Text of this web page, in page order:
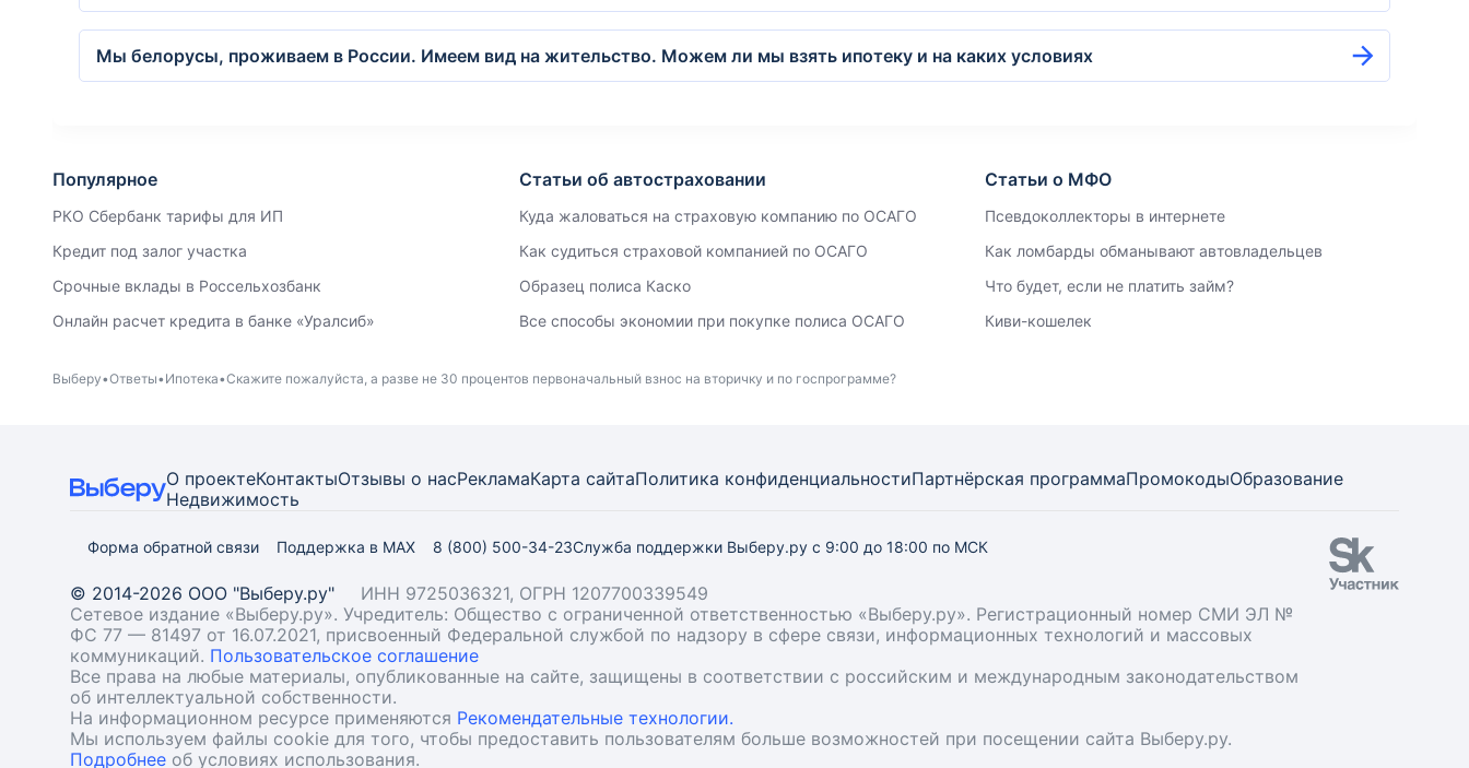
Мы белорусы, проживаем в России. Имеем вид на жительство. Можем ли мы взять ипотеку и на каких условиях
Популярное
РКО Сбербанк тарифы для ИП
Кредит под залог участка
Срочные вклады в Россельхозбанк
Онлайн расчет кредита в банке «Уралсиб»
Статьи об автостраховании
Куда жаловаться на страховую компанию по ОСАГО
Как судиться страховой компанией по ОСАГО
Образец полиса Каско
Все способы экономии при покупке полиса ОСАГО
Статьи о МФО
Псевдоколлекторы в интернете
Как ломбарды обманывают автовладельцев
Что будет, если не платить займ?
Киви-кошелек
Выберу Ответы Ипотека Скажите пожалуйста, а разве не 30 процентов первоначальный взнос на вторичку и по госпрограмме?
О проектеКонтактыОтзывы о насРекламаКарта сайтаПолитика конфиденциальностиПартнёрская программаПромокодыОбразование
Недвижимость
Форма обратной связи Поддержка в MAX 8 (800) 500-34-23Служба поддержки Выберу.ру с 9:00 до 18:00 по МСК
© 2014-2026 ООО "Выберу.ру"
ИНН 9725036321, ОГРН 1207700339549
Сетевое издание «Выберу.ру». Учредитель: Общество с ограниченной ответственностью «Выберу.ру». Регистрационный номер СМИ ЭЛ №
ФС 77 — 81497 от 16.07.2021, присвоенный Федеральной службой по надзору в сфере связи, информационных технологий и массовых
коммуникаций. Пользовательское соглашение
Все права на любые материалы, опубликованные на сайте, защищены в соответствии с российским и международным законодательством
об интеллектуальной собственности.
На информационном ресурсе применяются Рекомендательные технологии.
Мы используем файлы cookie для того, чтобы предоставить пользователям больше возможностей при посещении сайта Выберу.ру.
Подробнее об условиях использования.